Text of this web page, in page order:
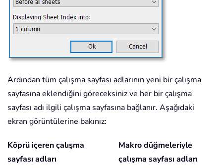
Ardından tüm çalışma sayfası adlarının yeni bir çalışma
sayfasına eklendiğini göreceksiniz ve her bir çalışma
sayfası adı ilgili çalışma sayfasına bağlanır. Aşağıdaki
ekran görüntülerine bakınız:
Köprü içeren çalışma
sayfası adları
Makro düğmeleriyle
çalışma sayfası adları